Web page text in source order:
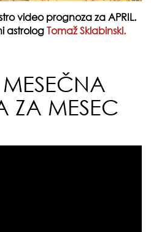
video prognoza za APRIL.
astrolog Tomaž Sklabinski.
ZA MESEC